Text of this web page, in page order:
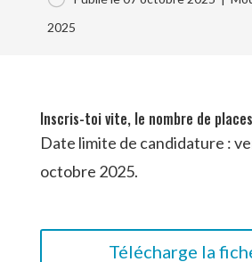
2025
Inscris-toi vite, le nombre de
Date limite de candidature :
octobre 2025.
Télécharge la